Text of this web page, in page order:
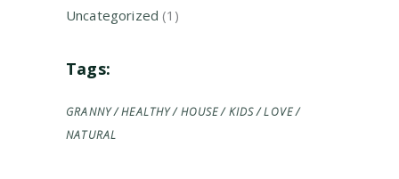
Uncategorized (1)
Tags:
GRANNY HEALTHY HOUSE KIDS
LOVE
NATURAL